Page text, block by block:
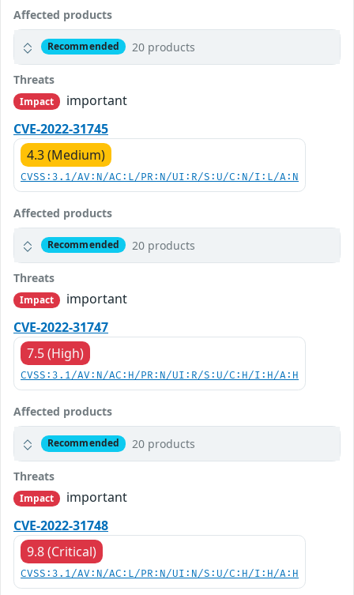
Affected products
Recommended 20 products
Threats
Impact
important
CVE-2022-31745
4.3 (Medium)
CVSS:3.1/AV:N/AC:L/PR:N/UI:R/S:U/C:N/I:L/A:N
Affected products
Recommended 20 products
Threats
Impact
important
CVE-2022-31747
7.5 (High)
CVSS:3.1/AV:N/AC:H/PR:N/UI:R/S:U/C:H/I:H/A:H
Affected products
Recommended 20 products
Threats
Impact
important
CVE-2022-31748
9.8 (Critical)
CVSS:3.1/AV:N/AC:L/PR:N/UI:N/S:U/C:H/I:H/A:H